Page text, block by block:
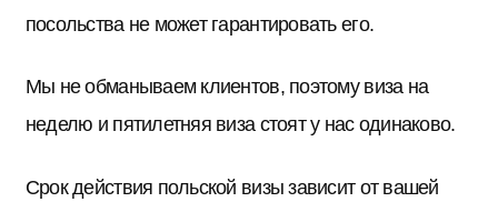
посольства не может гарантировать его.
Мы не обманываем клиентов, поэтому виза на
неделю и пятилетняя виза стоят у нас одинаково.
Срок действия польской визы зависит от вашей